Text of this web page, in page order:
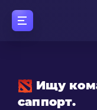
Ищу
саппорт.